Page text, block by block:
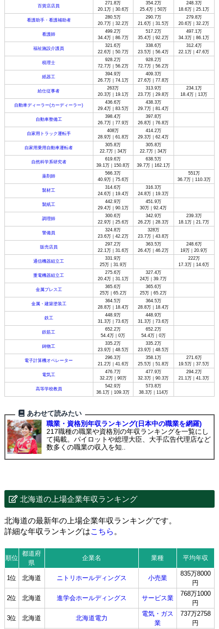
百貨店店員
271.8万
20.1万｜30.6万
354.2万
25.4万｜50万
248.3万
18.6万｜25.1万
看護助手・看護補助者
280.5万
20.7万｜32.2万
290.7万
21.6万｜31.5万
279.8万
20.6万｜32.2万
看護師
499.2万
34.4万｜86.7万
517.2万
35.4万｜92.2万
497.1万
34.3万｜86.1万
福祉施設介護員
321.6万
22.6万｜50.7万
338.6万
23.5万｜56.4万
312.4万
22.1万｜47.6万
税理士
928.2万
72.7万｜56.2万
928.2万
72.7万｜56.2万
紙器工
394.9万
26.7万｜74.1万
409.3万
27.6万｜77.8万
給仕従事者
263万
20.3万｜19.1万
313.9万
23.7万｜29.8万
234.1万
18.4万｜13万
自動車ディーラー(カーディーラー)
436.6万
29.4万｜83.5万
438.3万
29.7万｜81.4万
自動車整備工
398.4万
26.7万｜77.9万
397.8万
26.8万｜76.8万
自家用トラック運転手
408万
28.9万｜61.8万
414.2万
29.3万｜62.4万
自家用乗用自動車運転者
305.8万
22.7万｜34万
305.8万
22.7万｜34万
自然科学系研究者
619.6万
39.1万｜150.8万
638.5万
39.7万｜162.1万
薬剤師
566.3万
40.9万｜75.6万
551万
36.7万｜110.3万
製材工
314.6万
24.6万｜19.4万
316.3万
24.8万｜19.3万
製紙工
442.9万
29.4万｜90.1万
451.9万
30万｜92.4万
調理師
300.6万
22.9万｜25.6万
342.9万
26.2万｜28.3万
239.3万
18.1万｜21.7万
警備員
324.8万
23.6万｜42.2万
328万
23.7万｜43.8万
販売店員
297.2万
22.1万｜31.6万
363.5万
26.4万｜46.2万
248.6万
19万｜20.9万
通信機器組立工
331.9万
25万｜31.9万
222万
17.3万｜14.6万
重電機器組立工
275.6万
20.4万｜31.1万
327.4万
24万｜39.7万
金属プレス工
365.6万
25万｜65.2万
365.6万
25万｜65.2万
金属・建築塗装工
364.5万
28.8万｜18.4万
364.5万
28.8万｜18.4万
鉄工
448.9万
31.3万｜73.6万
448.9万
31.3万｜73.6万
鉄筋工
652.2万
54.4万｜0万
652.2万
54.4万｜0万
鋳物工
335.2万
23.9万｜48.5万
335.2万
23.9万｜48.5万
電子計算機オペレーター
296.3万
21.2万｜41.6万
358.1万
25.5万｜51.8万
271.6万
19.5万｜37.5万
電気工
476.7万
32.2万｜90万
477.9万
32.3万｜90.3万
294.2万
21.1万｜41.3万
高等学校教員
542.9万
36.1万｜109.3万
573.8万
38.3万｜114万
あわせて読みたい
職業・資格別年収ランキング(日本中の職業を網羅)
217職種の職業や資格別の年収ランキングを一覧にし
て掲載。パイロットや総理大臣、大手広告代理店など
数多くの職業の収入を知..
北海道の上場企業年収ランキング
北海道の最新年の上場企業年収ランキングです。
詳細な年収ランキングはこちら。
順位
都道府
県
企業名 業種 平均年収
1位 北海道 ニトリホールディングス 小売業
835万8000
円
2位 北海道 進学会ホールディングス サービス業
768万1000
円
3位 北海道 北海道電力
電気・ガス
業
737万2758
円